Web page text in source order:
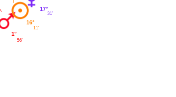
1°
56'
16°
11'
17°
31'